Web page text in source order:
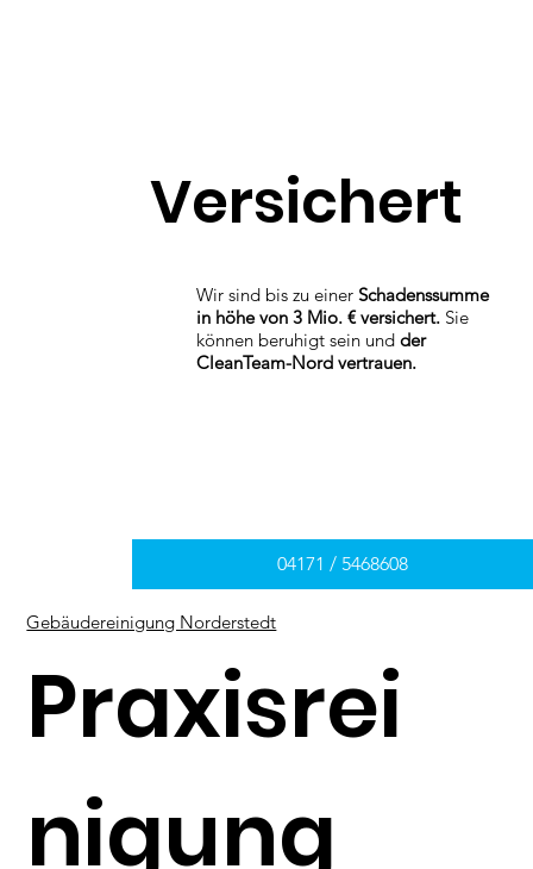
Versichert
Wir sind bis zu einer Schadenssumme
in höhe von 3 Mio. € versichert.Sie
können beruhigt sein und der
CleanTeam-Nord vertrauen.
04171 / 5468608
Gebäudereinigung Norderstedt
Praxisrei
nigung